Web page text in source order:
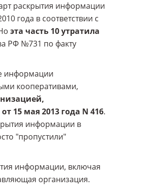
раскрытия информации
года в соответствии с
эта часть 10 утратила
РФ №731 по факту
информации
кооперативами,
15 мая 2013 года N 416.
информации в
"пропустили"
информации, включая
организация.